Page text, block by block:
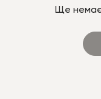
Ще немає